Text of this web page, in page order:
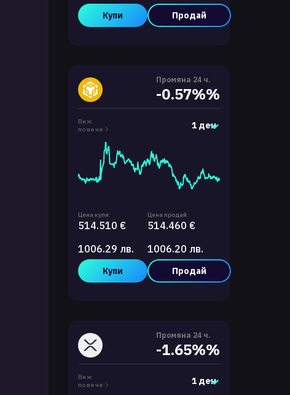
Купи Продай
Промяна 24 ч.
-0.57%%
Виж
повече
1 ден
Цена купи:
514.510 €
1006.29 лв.
Купи
Цена продай:
514.460 €
1006.20 лв.
Продай
Промяна 24 ч.
-1.65%%
Виж
повече
1 ден